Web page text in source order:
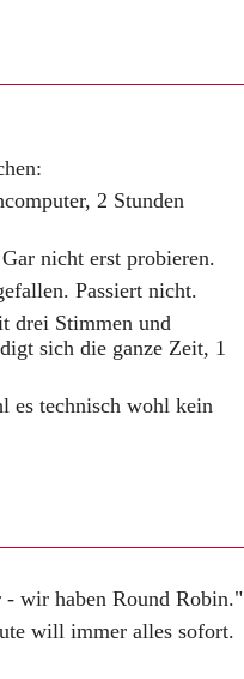
2 Stunden
nicht erst probieren.
Passiert nicht.
drei Stimmen und
sich die ganze Zeit, 1
es technisch wohl kein
- wir haben Round Robin."
will immer alles sofort.